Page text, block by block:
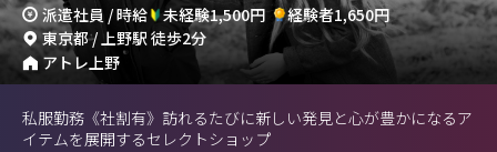
派遣社員 / 時給 未経験1,500円
経験者1,650円
東京都 / 上野駅 徒歩2分
アトレ上野
私服勤務《社割有》訪れるたびに新しい発見と心が豊かになるア
イテムを展開するセレクトショップ